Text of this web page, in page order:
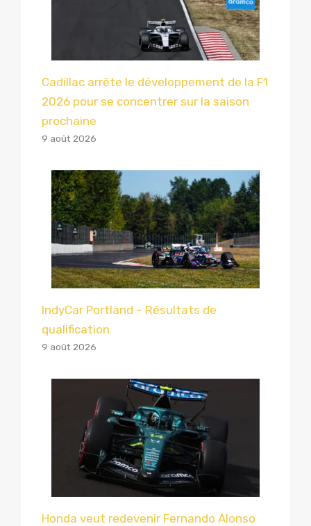
Cadillac arrête le développement de la F1
2026 pour se concentrer sur la saison
prochaine
9 août 2026
IndyCar Portland – Résultats de
qualification
9 août 2026
Honda veut redevenir Fernando Alonso